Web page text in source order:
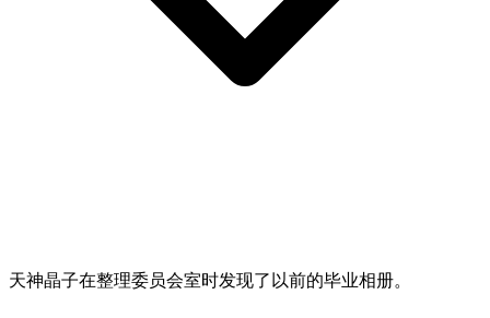
天神晶子在整理委员会室时发现了以前的毕业相册。